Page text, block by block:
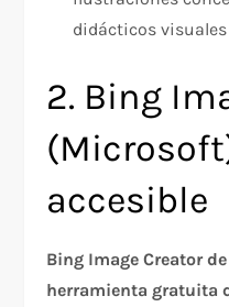
didácticos visuales
2. Bing
accesible
Bing Image Creator
herramienta gratuita